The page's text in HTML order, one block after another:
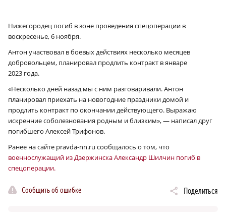
Нижегородец погиб в зоне проведения спецоперации в
воскресенье, 6 ноября.
Антон участвовал в боевых действиях несколько месяцев
добровольцем, планировал продлить контракт в январе
2023 года.
«Несколько дней назад мы с ним разговаривали. Антон
планировал приехать на новогодние праздники домой и
продлить контракт по окончании действующего. Выражаю
искренние соболезнования родным и близким», — написал друг
погибшего Алексей Трифонов.
Ранее на сайте pravda-nn.ru сообщалось о том, что
военнослужащий из Дзержинска Александр Шилчин погиб в
спецоперации.
Сообщить об ошибке Поделиться